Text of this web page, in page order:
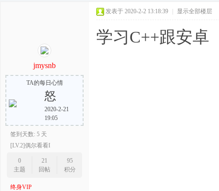
jmysnb
TA的每日心情
怒
2020-2-21
19:05
签到天数: 5 天
[LV.2]偶尔看看I
0
主题
21
回帖
95
积分
终身VIP
发表于 2020-2-2 13:18:39 显示全部楼层
学习C++跟安卓